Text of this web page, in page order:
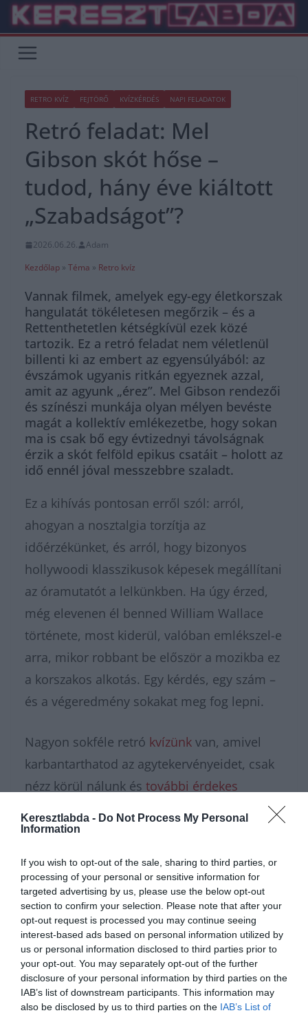
Keresztlabda - Do Not Process My Personal
Information
If you wish to opt-out of the sale, sharing to third parties, or
processing of your personal or sensitive information for
targeted advertising by us, please use the below opt-out
section to confirm your selection. Please note that after your
opt-out request is processed you may continue seeing
interest-based ads based on personal information utilized by
us or personal information disclosed to third parties prior to
your opt-out. You may separately opt-out of the further
disclosure of your personal information by third parties on the
IAB’s list of downstream participants. This information may
also be disclosed by us to third parties on the IAB’s List of
Skip
content
RETRO KVÍZ FEJTÖRŐ KVÍZKÉRDÉS NAPI FELADATOK
Retró feladat: Mel
Gibson skót hőse –
tudod, hány éve kiáltott
„Szabadságot”?
2026.06.26.
Adam
Kezdőlap » Téma » Retro kvíz
Vannak filmek, amelyek egy-egy életkorszak
hangulatát tökéletesen megőrzik – és a
Rettenthetetlen kétségkívül ezek közé
tartozik. Ez a retró feladat nem véletlenül
billenti ki az embert az egyensúlyából: az
évszámok ugyanis ritkán egyeznek azzal,
amit az agyunk „érez”. Mel Gibson rendezői
és színészi munkája olyan mélyen bevéste
magát a kollektív emlékezetbe, hogy sokan
ma is csak bő egy évtizednyi távolságnak
érzik a skót felföld epikus csatáit – holott az
idő ennél jóval messzebbre szaladt.
Ez a kihívás pontosan erről szól: arról,
ahogyan a nosztalgia torzítja az
időérzékünket, és arról, hogy bizonyos
hollywoodi klasszikusok képesek megállítani
az óramutatót a lelkünkben. Ha úgy érzed,
még elevenen él benned William Wallace
története, most kiderül, valóban emlékszel-e
arra, mikor robbant be először a mozikba ez
a korszakos alkotás. Egy kérdés, egy szám –
és a végeredmény sokakat meg fog lepni.
Nagyon sokféle retró kvízünk van, amivel
karbantarthatod az agytekervényeidet, csak
nézz körül nálunk és további érdekes
Hirdetés